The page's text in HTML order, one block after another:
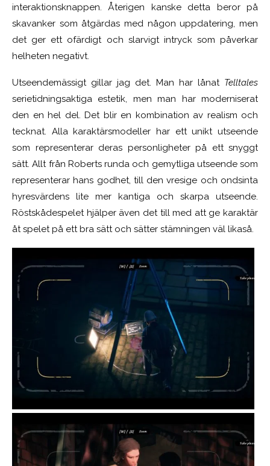
interaktionsknappen. Återigen kanske detta beror på
skavanker som åtgärdas med någon uppdatering, men
det ger ett ofärdigt och slarvigt intryck som påverkar
helheten negativt.
Utseendemässigt gillar jag det. Man har lånat Telltales
serietidningsaktiga estetik, men man har moderniserat
den en hel del. Det blir en kombination av realism och
tecknat. Alla karaktärsmodeller har ett unikt utseende
som representerar deras personligheter på ett snyggt
sätt. Allt från Roberts runda och gemytliga utseende som
representerar hans godhet, till den vresige och ondsinta
hyresvärdens lite mer kantiga och skarpa utseende.
Röstskådespelet hjälper även det till med att ge karaktär
åt spelet på ett bra sätt och sätter stämningen väl likaså.